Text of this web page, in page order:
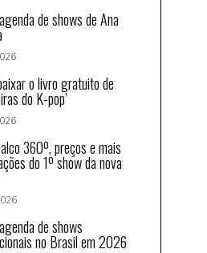
de shows de Ana
o livro gratuito de
do K-pop’
360º, preços e mais
do 1º show da nova
de shows
no Brasil em 2026